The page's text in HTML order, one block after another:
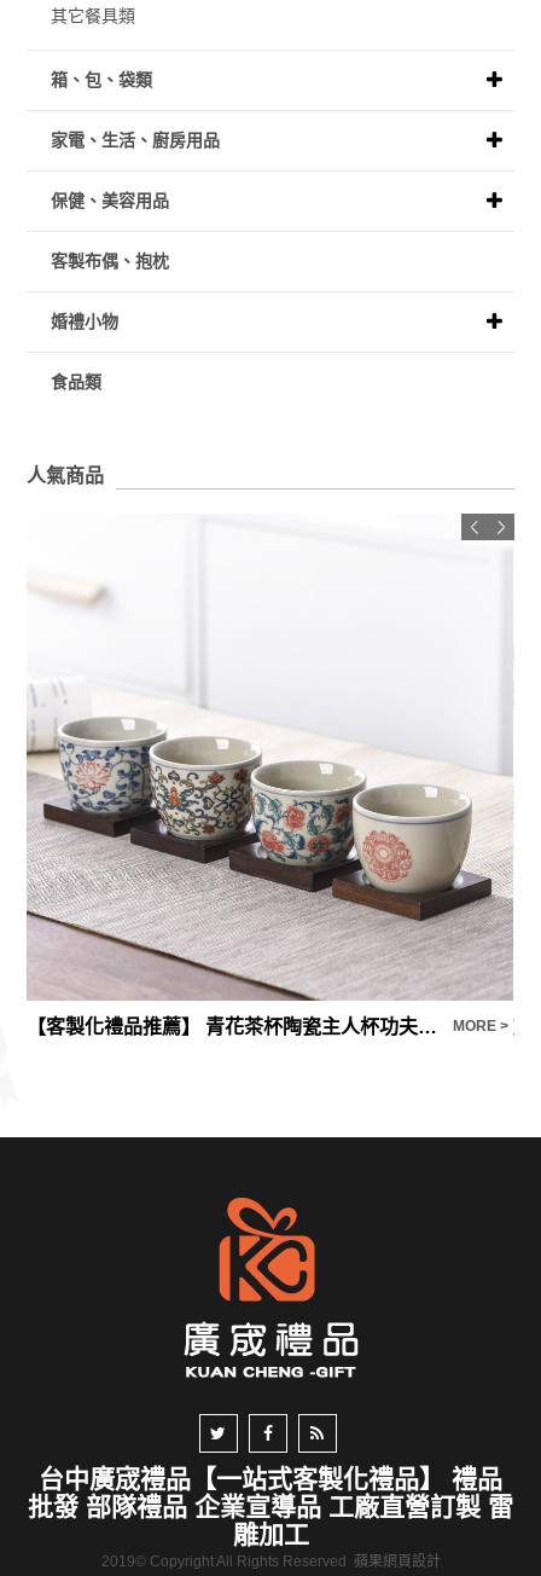
其它餐具類
箱、包、袋類
家電、生活、廚房用品
保健、美容用品
客製布偶、抱枕
婚禮小物
食品類
人氣商品
【客製化禮品推薦】 青花茶杯陶瓷主人杯功夫茶具訂製 MORE > 旋
台中廣宬禮品【一站式客製化禮品】 禮品
批發 部隊禮品 企業宣導品 工廠直營訂製 雷
雕加工
2019© Copyright All Rights Reserved 蘋果網頁設計